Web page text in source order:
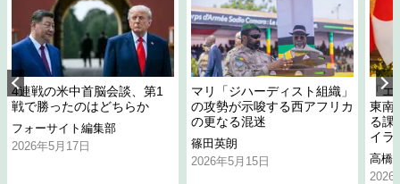
4連戦の米中首脳会談、第1
戦で勝ったのはどちらか
フォーサイト編集部
2026年5月17日
マリ「ジハーディスト組織」
の攻勢が示唆する西アフリカ
の更なる混迷
篠田英朗
2026年5月15日
「
東南
る課
イラ
高橋
2026